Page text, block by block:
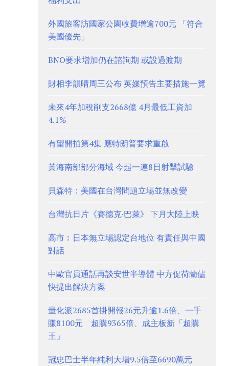
外國旅客訪國家公園收費增逾700元 「符合
美國優先」
BNO要求增加仍在諮詢期 或設過渡期
財相李韻晴周三公布 英媒預告主要措施一覽
未來4年加稅削支2668億 4月最低工資加
4.1%
有望開拍第4集 應特朗普要求重啟
黃海南部部分海域 今起一連8日射擊試驗
貝森特：美國在台灣問題立場並無改變
台灣抗日片《賽德克·巴萊》 下月大陸上映
高市︰日本無立場認定台地位 有責任與中國
對話
中歐官員通話再談安世半導體 中方促荷蘭儘
快提出解決方案
量化派2685首掛開報26元升逾1.6倍、一手
賺8100元 超購9365倍、成主板新「超購
王」
冠忠巴士半年純利大增9.5倍至6690萬元